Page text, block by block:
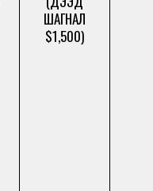
ШАГНАЛ
$1,500)